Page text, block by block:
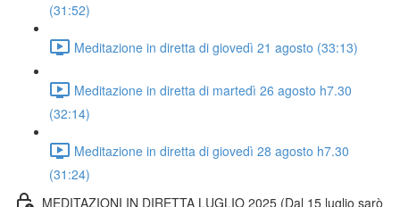
(31:52)
Meditazione in diretta di giovedì 21 agosto (33:13)
Meditazione in diretta di martedì 26 agosto h7.30
(32:14)
Meditazione in diretta di giovedì 28 agosto h7.30
(31:24)
MEDITAZIONI IN DIRETTA LUGLIO 2025 (Dal 15 luglio sarò